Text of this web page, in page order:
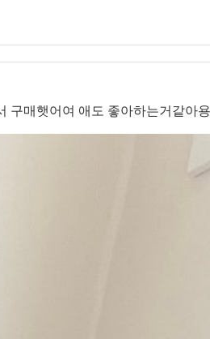
구매햇어여 애도 좋아하는거같아용